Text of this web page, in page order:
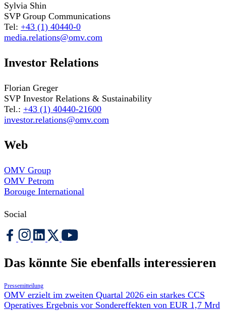
Sylvia Shin
SVP Group Communications
Tel: +43 (1) 40440-0
media.relations@omv.com
Investor Relations
Florian Greger
SVP Investor Relations & Sustainability
Tel.: +43 (1) 40440-21600
investor.relations@omv.com
Web
OMV Group
OMV Petrom
Borouge International
Social
Das könnte Sie ebenfalls interessieren
Pressemitteilung
OMV erzielt im zweiten Quartal 2026 ein starkes CCS
Operatives Ergebnis vor Sondereffekten von EUR 1,7 Mrd